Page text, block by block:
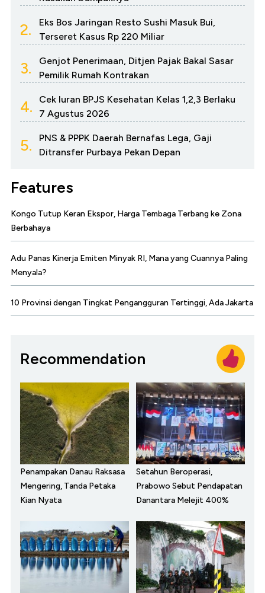
2.
Eks Bos Jaringan Resto Sushi Masuk Bui,
Terseret Kasus Rp 220 Miliar
3.
Genjot Penerimaan, Ditjen Pajak Bakal Sasar
Pemilik Rumah Kontrakan
4.
Cek Iuran BPJS Kesehatan Kelas 1,2,3 Berlaku
7 Agustus 2026
5.
PNS & PPPK Daerah Bernafas Lega, Gaji
Ditransfer Purbaya Pekan Depan
Features
Kongo Tutup Keran Ekspor, Harga Tembaga Terbang ke Zona
Berbahaya
Adu Panas Kinerja Emiten Minyak RI, Mana yang Cuannya Paling
Menyala?
10 Provinsi dengan Tingkat Pengangguran Tertinggi, Ada Jakarta
Recommendation
Penampakan Danau Raksasa
Mengering, Tanda Petaka
Kian Nyata
Setahun Beroperasi,
Prabowo Sebut Pendapatan
Danantara Melejit 400%